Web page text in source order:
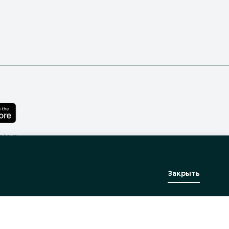
Закрыть